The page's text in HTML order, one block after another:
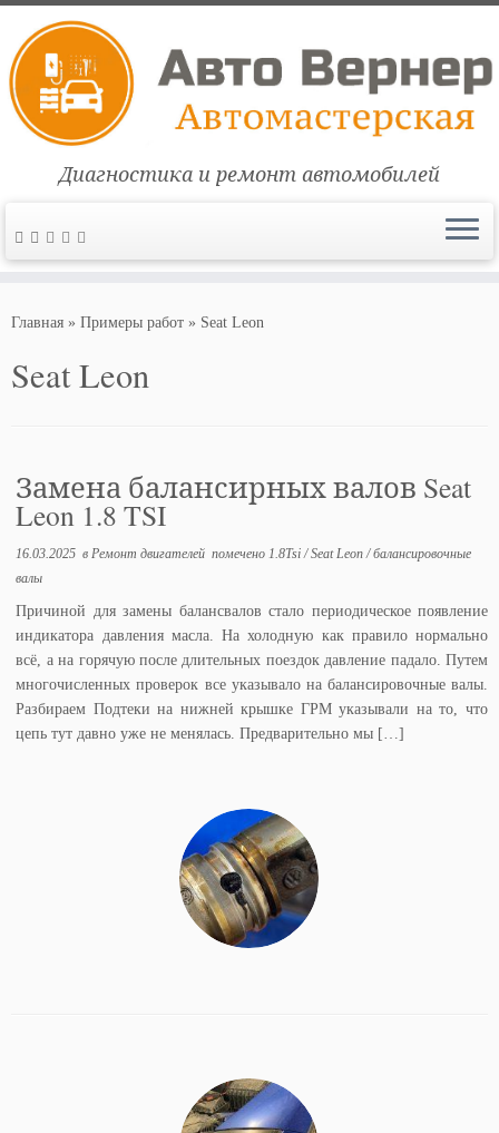
Диагностика и ремонт автомобилей
Главная » Примеры работ » Seat Leon
Seat Leon
Замена балансирных валов Seat
Leon 1.8 TSI
16.03.2025 в Ремонт двигателей помечено 1.8Tsi/Seat Leon/балансировочные
валы
Причиной для замены балансвалов стало периодическое появление
индикатора давления масла. На холодную как правило нормально
всё, а на горячую после длительных поездок давление падало. Путем
многочисленных проверок все указывало на балансировочные валы.
Разбираем Подтеки на нижней крышке ГРМ указывали на то, что
цепь тут давно уже не менялась. Предварительно мы […]